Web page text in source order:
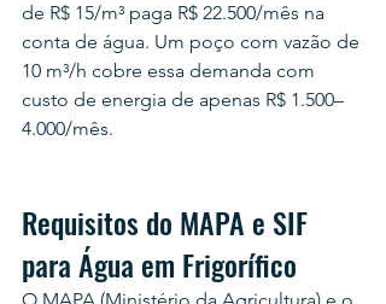
de R$ 15/m³ paga R$ 22.500/mês na
conta de água. Um poço com vazão de
10 m³/h cobre essa demanda com
custo de energia de apenas R$ 1.500–
4.000/mês.
Requisitos do MAPA e SIF
para Água em Frigorífico